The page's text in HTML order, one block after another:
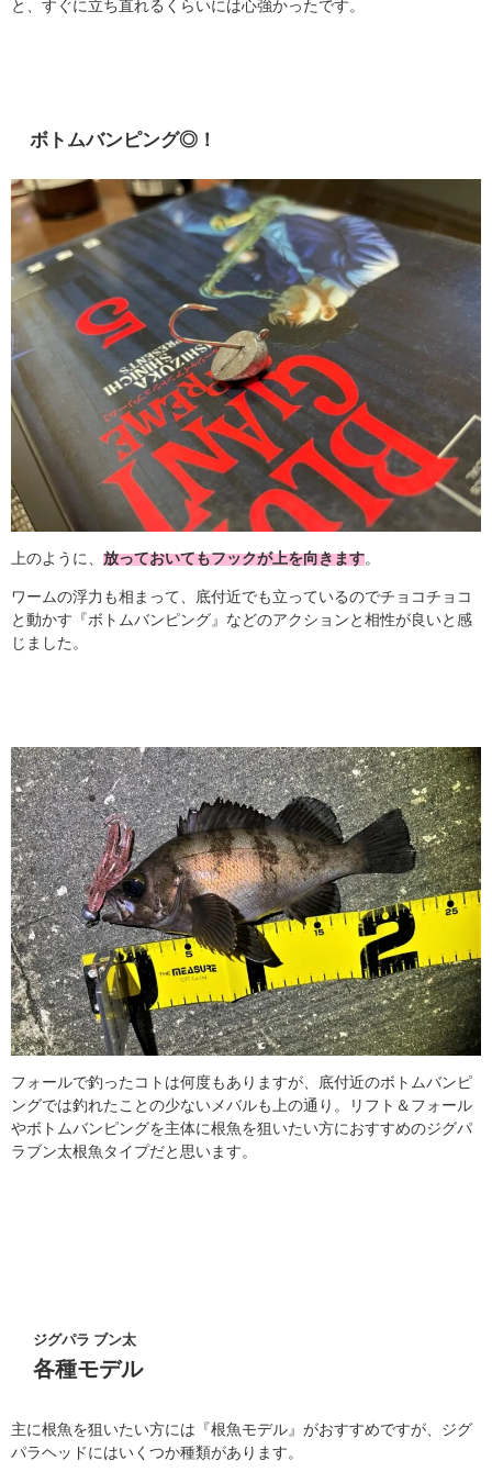
と、すぐに立ち直れるくらいには心強かったです。
ボトムバンピング◎！
上のように、 放っておいてもフックが上を向きます
ワームの浮力も相まって、底付近でも立っているのでチョコチョコ
と動かす『ボトムバンピング』などのアクションと相性が良いと感
じました。
フォールで釣ったコトは何度もありますが、底付近のボトムバンピ
ングでは釣れたことの少ないメバルも上の通り。リフト＆フォール
やボトムバンピングを主体に根魚を狙いたい方におすすめのジグパ
ラブン太根魚タイプだと思います。
ジグパラ ブン太
各種モデル
主に根魚を狙いたい方には『根魚モデル』がおすすめですが、ジグ
パラヘッドにはいくつか種類があります。